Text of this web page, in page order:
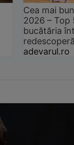
Cea mai
2026 –
bucătăria
adevarul.ro